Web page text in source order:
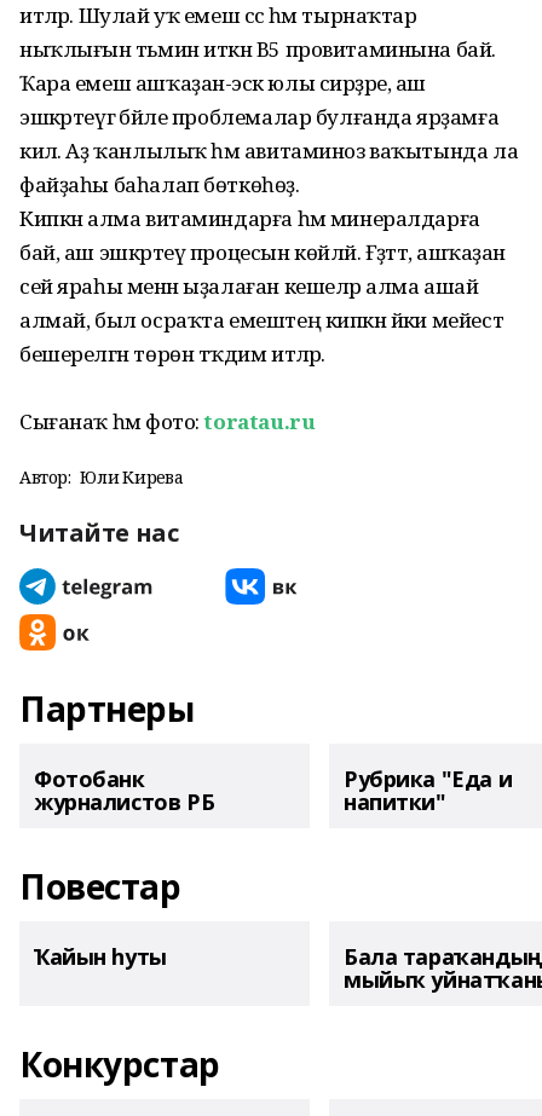
итәләр. Шулай уҡ емеш сәс һәм тырнаҡтар
ныҡлығын тәьмин иткән В5 провитаминына бай.
Ҡара емеш ашҡаҙан-эсәк юлы сирҙәре, аш
эшкәртеүгә бәйле проблемалар булғанда ярҙамға
килә. Аҙ ҡанлылыҡ һәм авитаминоз ваҡытында ла
файҙаһы баһалап бөткөһөҙ.
Кипкән алма витаминдарға һәм минералдарға
бай, аш эшкәртеү процесын көйләй. Ғәҙәттә, ашҡаҙан
сей яраһы менән ыҙалаған кешеләр алма ашай
алмай, был осраҡта емештең кипкән йәки мейестә
бешерелгән төрөн тәҡдим итәләр.
Сығанаҡ һәм фото:toratau.ru
Автор: Юлиә Кирәева
Читайте нас
Партнеры
Фотобанк
журналистов РБ
Рубрика "Еда и
напитки"
Повестар
Ҡайын һуты Бала тараҡандың
мыйыҡ
Конкурстар